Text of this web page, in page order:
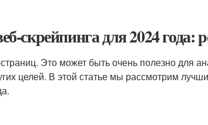
скрейпинга для 2024 года:
Это может быть очень полезно для
целей. В этой статье мы рассмотрим